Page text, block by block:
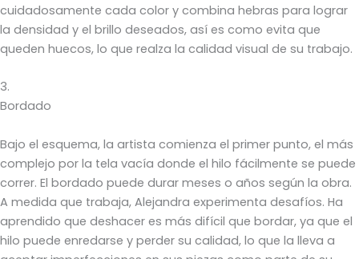
cuidadosamente cada color y combina hebras para lograr
la densidad y el brillo deseados, así es como evita que
queden huecos, lo que realza la calidad visual de su trabajo.
3.
Bordado
Bajo el esquema, la artista comienza el primer punto, el más
complejo por la tela vacía donde el hilo fácilmente se puede
correr. El bordado puede durar meses o años según la obra.
A medida que trabaja, Alejandra experimenta desafíos. Ha
aprendido que deshacer es más difícil que bordar, ya que el
hilo puede enredarse y perder su calidad, lo que la lleva a